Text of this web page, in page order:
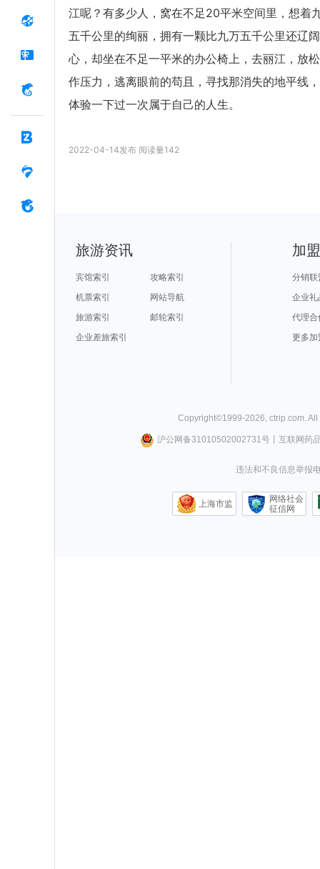
江呢？有多少人，窝在不足20平米空间里，想着
五千公里的绚丽，拥有一颗比九万五千公里还辽
心，却坐在不足一平米的办公椅上，去丽江，放
作压力，逃离眼前的苟且，寻找那消失的地平线
体验一下过一次属于自己的人生。
2022-04-14发布 阅读量142
旅游资讯
宾馆索引
攻略索引
机票索引
网站导航
旅游索引
邮轮索引
企业差旅索引
加
分销联
企业礼
代理合
更多加
Copyright©1999-2026, ctrip.com.
沪公网备31010502002731号丨 互联网药
违法和不良信息举报
上海市监
网络社会
征信网